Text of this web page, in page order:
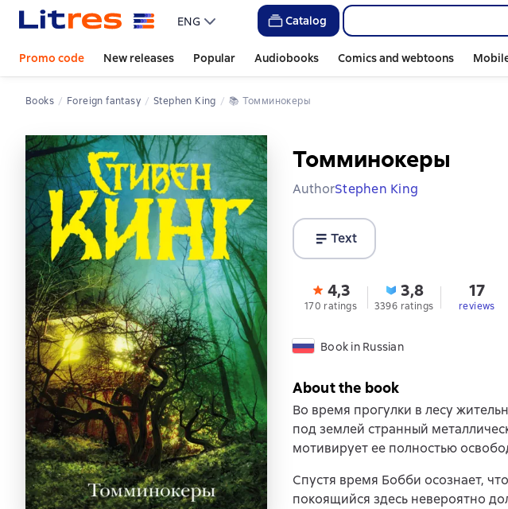
ENG Catalog
Promo code New releases Popular Audiobooks Comics and webtoons
Books Foreign fantasy Stephen King 📚 Томминокеры
Томминокеры
AuthorStephen King
Text
4,3
170 ratings
3,8
3396 ratings
17
reviews
Book in Russian
About the book
Во время прогулки в лесу
под землей странный
мотивирует ее полностью
Спустя время Бобби осознает,
покоящийся здесь невероятно